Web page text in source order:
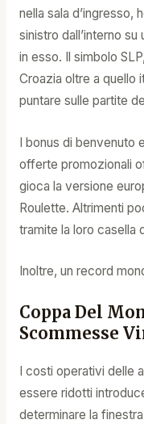
nella sala d’ingresso,
sinistro dall’interno
in esso. Il simbolo
Croazia oltre a quello
puntare sulle partite
I bonus di benvenuto
offerte promozionali
gioca la versione
Roulette. Altrimenti
tramite la loro casella
Inoltre, un record
Coppa Del
Scommesse
I costi operativi delle
essere ridotti
determinare la